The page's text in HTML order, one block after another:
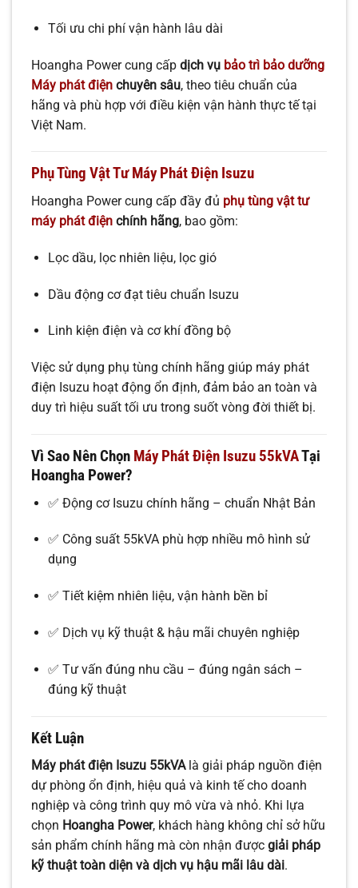
Tối ưu chi phí vận hành lâu dài
Hoangha Power cung cấp dịch vụ bảo trì bảo dưỡng
Máy phát điện chuyên sâu, theo tiêu chuẩn của
hãng và phù hợp với điều kiện vận hành thực tế tại
Việt Nam.
Phụ Tùng Vật Tư Máy Phát Điện Isuzu
Hoangha Power cung cấp đầy đủ phụ tùng vật tư
máy phát điện chính hãng, bao gồm:
Lọc dầu, lọc nhiên liệu, lọc gió
Dầu động cơ đạt tiêu chuẩn Isuzu
Linh kiện điện và cơ khí đồng bộ
Việc sử dụng phụ tùng chính hãng giúp máy phát
điện Isuzu hoạt động ổn định, đảm bảo an toàn và
duy trì hiệu suất tối ưu trong suốt vòng đời thiết bị.
Vì Sao Nên Chọn Máy Phát Điện Isuzu 55kVATại
Hoangha Power?
✅ Động cơ Isuzu chính hãng – chuẩn Nhật Bản
✅ Công suất 55kVA phù hợp nhiều mô hình sử
dụng
✅ Tiết kiệm nhiên liệu, vận hành bền bỉ
✅ Dịch vụ kỹ thuật & hậu mãi chuyên nghiệp
✅ Tư vấn đúng nhu cầu – đúng ngân sách –
đúng kỹ thuật
Kết Luận
Máy phát điện Isuzu 55kVAlà giải pháp nguồn điện
dự phòng ổn định, hiệu quả và kinh tế cho doanh
nghiệp và công trình quy mô vừa và nhỏ. Khi lựa
chọn Hoangha Power, khách hàng không chỉ sở hữu
sản phẩm chính hãng mà còn nhận được giải pháp
kỹ thuật toàn diện và dịch vụ hậu mãi lâu dài.